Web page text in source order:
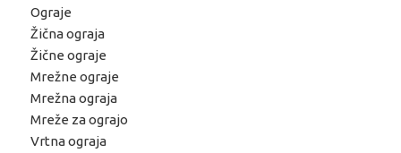
Ograje
Žična ograja
Žične ograje
Mrežne ograje
Mrežna ograja
Mreže za ograjo
Vrtna ograja